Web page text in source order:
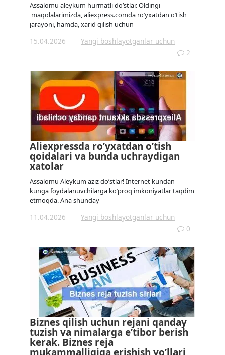
Assalomu aleykum hurmatli do’stlar. Oldingi
maqolalarimizda, aliexpress.comda ro’yxatdan o’tish
jarayoni, hamda, xarid qilish uchun
15.04.2026
Yangi boshlayotganlar uchun
2
Aliexpressda ro’yxatdan o’tish
qoidalari va bunda uchraydigan
xatolar
Assalomu Aleykum aziz do’stlar! Internet kundan–
kunga foydalanuvchilarga ko’proq imkoniyatlar taqdim
etmoqda. Ana shunday
11.04.2026
Yangi boshlayotganlar uchun
0
Biznes qilish uchun rejani qanday
tuzish va nimalarga e’tibor berish
kerak. Biznes reja